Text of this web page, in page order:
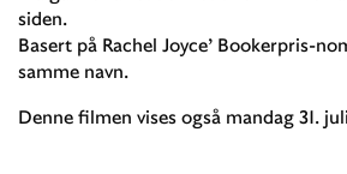
siden.
Basert på Rachel Joyce’ Bookerpris-
samme navn.
Denne filmen vises også mandag 31.